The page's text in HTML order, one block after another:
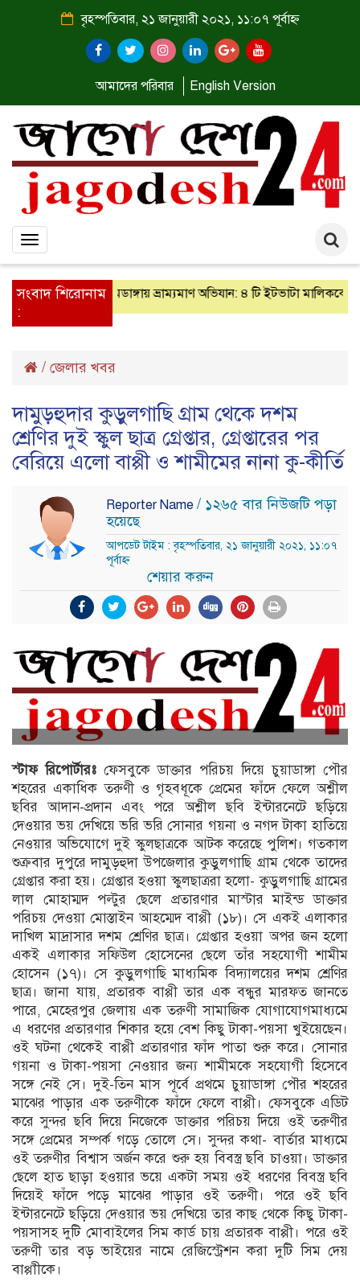
বৃহস্পতিবার, ২১ জানুয়ারী ২০২১, ১১:০৭ পূর্বাহ্ন
আমাদের পরিবার English Version
Toggle
navigation
সংবাদ শিরোনাম
:
রংপুর আলমডাঙ্গায় ভ্রাম্যমাণ অভিযান: ৪ টি ইটভাটা মালিককে ১
/ জেলার খবর
দামুড়হুদার কুড়ুলগাছি গ্রাম থেকে দশম
শ্রেণির দুই স্কুল ছাত্র গ্রেপ্তার, গ্রেপ্তারের পর
বেরিয়ে এলো বাপ্পী ও শামীমের নানা কু-কীর্তি
Reporter Name / ১২৬৫ বার নিউজটি পড়া
হয়েছে
আপডেট টাইম : বৃহস্পতিবার, ২১ জানুয়ারী ২০২১, ১১:০৭
পূর্বাহ্ন
শেয়ার করুন
স্টাফ রিপোর্টারঃ ফেসবুকে ডাক্তার পরিচয় দিয়ে চুয়াডাঙ্গা পৌর
শহরের একাধিক তরুণী ও গৃহবধূকে প্রেমের ফাঁদে ফেলে অশ্লীল
ছবির আদান-প্রদান এবং পরে অশ্লীল ছবি ইন্টারনেটে ছড়িয়ে
দেওয়ার ভয় দেখিয়ে ভরি ভরি সোনার গয়না ও নগদ টাকা হাতিয়ে
নেওয়ার অভিযোগে দুই স্কুলছাত্রকে আটক করেছে পুলিশ। গতকাল
শুক্রবার দুপুরে দামুড়হুদা উপজেলার কুড়ুলগাছি গ্রাম থেকে তাদের
গ্রেপ্তার করা হয়। গ্রেপ্তার হওয়া স্কুলছাত্ররা হলো- কুড়ুলগাছি গ্রামের
লাল মোহাম্মদ পল্টুর ছেলে প্রতারণার মাস্টার মাইন্ড ডাক্তার
পরিচয় দেওয়া মোস্তাইন আহম্মেদ বাপ্পী (১৮)। সে একই এলাকার
দাখিল মাদ্রাসার দশম শ্রেণির ছাত্র। গ্রেপ্তার হওয়া অপর জন হলো
একই এলাকার সফিউল হোসেনের ছেলে তাঁর সহযোগী শামীম
হোসেন (১৭)। সে কুড়ুলগাছি মাধ্যমিক বিদ্যালয়ের দশম শ্রেণির
ছাত্র। জানা যায়, প্রতারক বাপ্পী তার এক বন্ধুর মারফত জানতে
পারে, মেহেরপুর জেলায় এক তরুণী সামাজিক যোগাযোগমাধ্যমে
এ ধরণের প্রতারণার শিকার হয়ে বেশ কিছু টাকা-পয়সা খুইয়েছেন।
ওই ঘটনা থেকেই বাপ্পী প্রতারণার ফাঁদ পাতা শুরু করে। সোনার
গয়না ও টাকা-পয়সা নেওয়ার জন্য শামীমকে সহযোগী হিসেবে
সঙ্গে নেই সে। দুই-তিন মাস পূর্বে প্রথমে চুয়াডাঙ্গা পৌর শহরের
মাঝের পাড়ার এক তরুণীকে ফাঁদে ফেলে বাপ্পী। ফেসবুকে এডিট
করে সুন্দর ছবি দিয়ে নিজেকে ডাক্তার পরিচয় দিয়ে ওই তরুণীর
সঙ্গে প্রেমের সম্পর্ক গড়ে তোলে সে। সুন্দর কথা- বার্তার মাধ্যমে
ওই তরুণীর বিশ্বাস অর্জন করে শুরু হয় বিবস্ত্র ছবি চাওয়া। ডাক্তার
ছেলে হাত ছাড়া হওয়ার ভয়ে একটা সময় ওই ধরণের বিবস্ত্র ছবি
দিয়েই ফাঁদে পড়ে মাঝের পাড়ার ওই তরুণী। পরে ওই ছবি
ইন্টারনেটে ছড়িয়ে দেওয়ার ভয় দেখিয়ে তার কাছ থেকে কিছু টাকা-
পয়সাসহ দুটি মোবাইলের সিম কার্ড চায় প্রতারক বাপ্পী। পরে ওই
তরুণী তার বড় ভাইয়ের নামে রেজিস্ট্রেশন করা দুটি সিম দেয়
বাপ্পাীকে।